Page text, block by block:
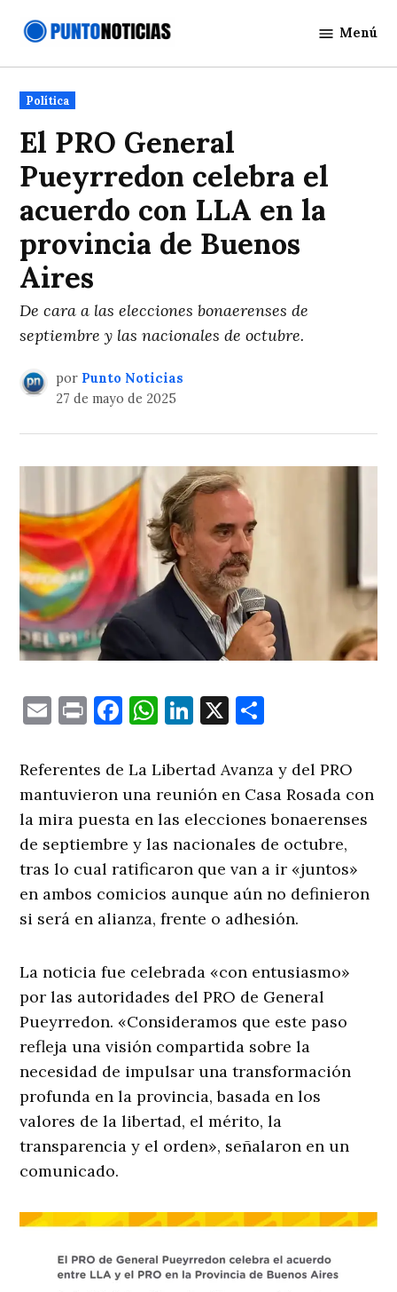
Noticias
Menú
Publicado
en
Política
El PRO General
Pueyrredon celebra el
acuerdo con LLA en la
provincia de Buenos
Aires
De cara a las elecciones bonaerenses de
septiembre y las nacionales de octubre.
por Punto Noticias
27 de mayo de 2025
EmailPrintFacebook
WhatsApp
LinkedIn
X
Referentes de La Libertad Avanza y del PRO
mantuvieron una reunión en Casa Rosada con
la mira puesta en las elecciones bonaerenses
de septiembre y las nacionales de octubre,
tras lo cual ratificaron que van a ir «juntos»
en ambos comicios aunque aún no definieron
si será en alianza, frente o adhesión.
La noticia fue celebrada «con entusiasmo»
por las autoridades del PRO de General
Pueyrredon. «Consideramos que este paso
refleja una visión compartida sobre la
necesidad de impulsar una transformación
profunda en la provincia, basada en los
valores de la libertad, el mérito, la
transparencia y el orden», señalaron en un
comunicado.